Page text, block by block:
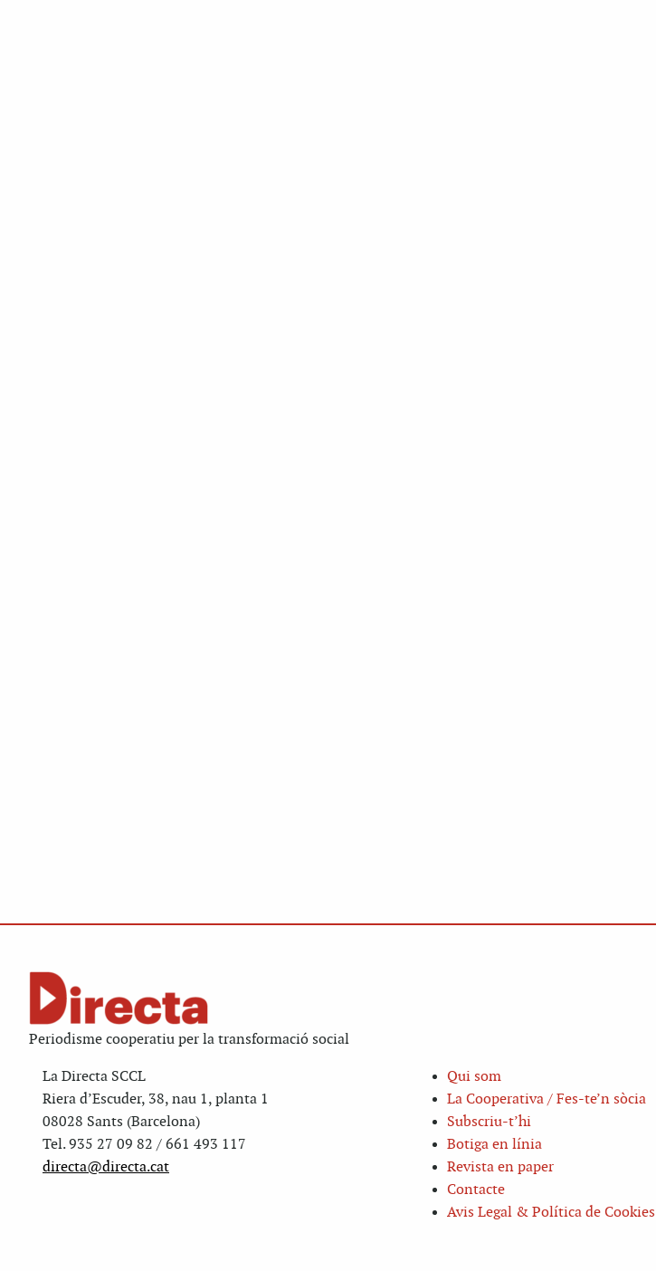
Periodisme cooperatiu per la transformació social
La Directa SCCL
Riera d’Escuder, 38, nau 1, planta 1
08028 Sants (Barcelona)
Tel. 935 27 09 82 / 661 493 117
directa@directa.cat
Qui som
La Cooperativa / Fes-te’n sòcia
Subscriu-t’hi
Botiga en línia
Revista en paper
Contacte
Avis Legal & Política de Cookies